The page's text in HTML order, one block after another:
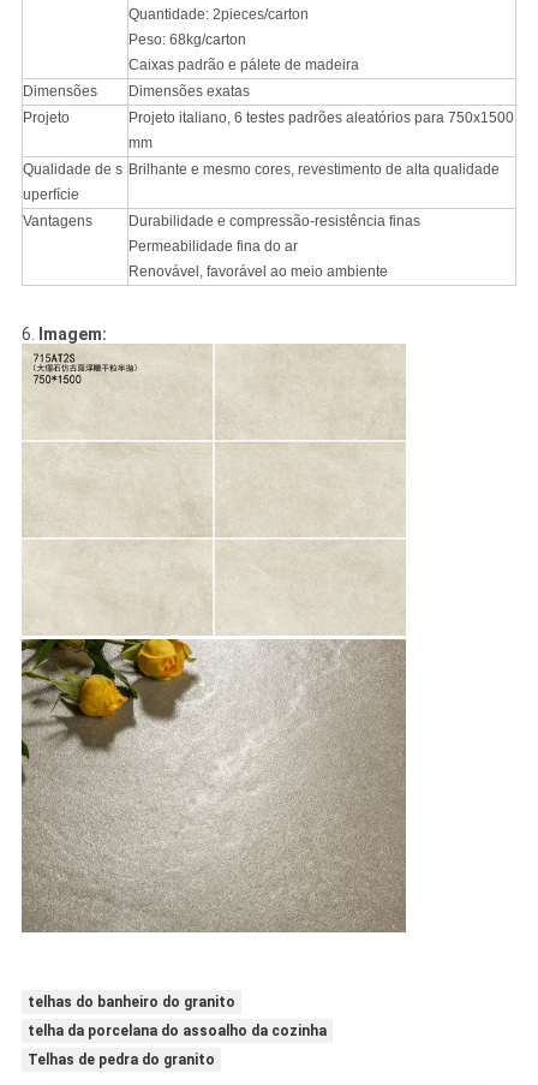
Quantidade: 2pieces/carton
Peso: 68kg/carton
Caixas padrão e pálete de madeira
Dimensões
Dimensões exatas
Projeto
Projeto italiano, 6 testes padrões aleatórios para 750x1500
mm
Qualidade de s
uperfície
Brilhante e mesmo cores, revestimento de alta qualidade
Vantagens
Durabilidade e compressão-resistência finas
Permeabilidade fina do ar
Renovável, favorável ao meio ambiente
6. Imagem:
telhas do banheiro do granito
telha da porcelana do assoalho da cozinha
Telhas de pedra do granito